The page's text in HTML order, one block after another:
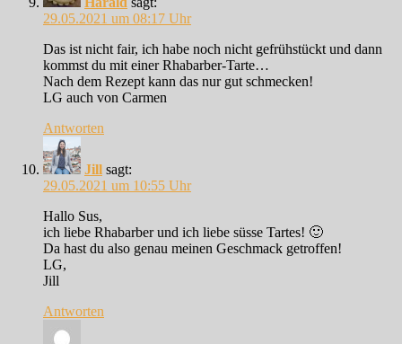
29.05.2021 um 08:17 Uhr
Das ist nicht fair, ich habe noch nicht gefrühstückt und dann
kommst du mit einer Rhabarber-Tarte…
Nach dem Rezept kann das nur gut schmecken!
LG auch von Carmen
Antworten
Jill sagt:
29.05.2021 um 10:55 Uhr
Hallo Sus,
ich liebe Rhabarber und ich liebe süsse Tartes! 🙂
Da hast du also genau meinen Geschmack getroffen!
LG,
Jill
Antworten